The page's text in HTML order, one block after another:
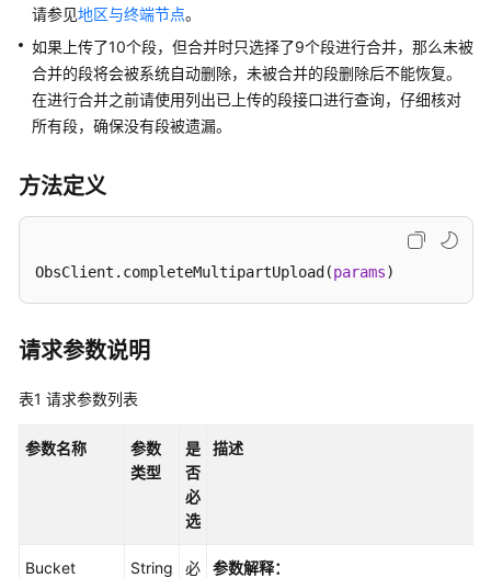
佳
实
践
参
考
参
考
SDK
述
Java
请参见地区与终端节点。
如果上传了10个段，但合并时只选择了9个段进行合并，那么未被
合并的段将会被系统自动删除，未被合并的段删除后不能恢复。
在进行合并之前请使用列出已上传的段接口进行查询，仔细核对
所有段，确保没有段被遗漏。
方法定义
ObsClient.completeMultipartUpload(params)
请求参数说明
表1 请求参数列表
参数名称
参数
类型
是
否
必
选
描述
Bucket String
必
参数解释：